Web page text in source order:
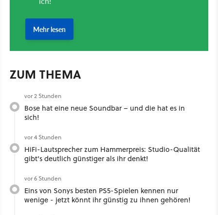
ZUM THEMA
vor 2 Stunden
Bose hat eine neue Soundbar – und die hat es in
sich!
vor 4 Stunden
HiFi-Lautsprecher zum Hammerpreis: Studio-Qualität
gibt's deutlich günstiger als ihr denkt!
vor 6 Stunden
Eins von Sonys besten PS5-Spielen kennen nur
wenige - jetzt könnt ihr günstig zu ihnen gehören!